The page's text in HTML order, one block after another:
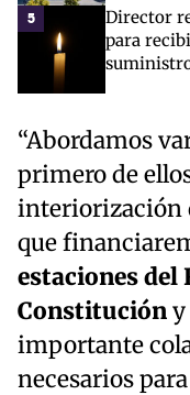
5
Director
para
“Abordamos
primero de
interiorización
que
estaciones del
Constitucióny
importante
necesarios